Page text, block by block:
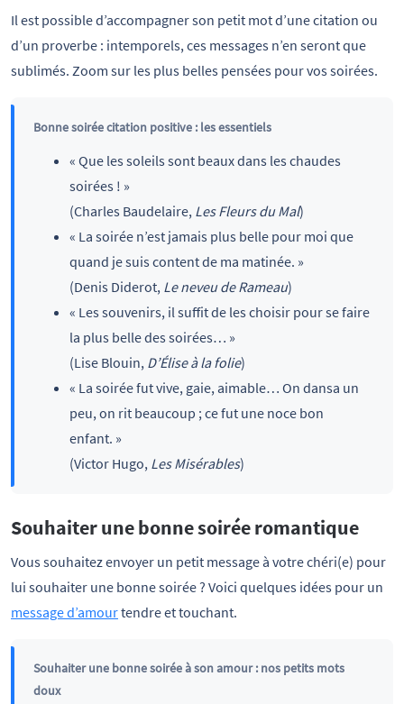
Il est possible d’accompagner son petit mot d’une citation ou
d’un proverbe : intemporels, ces messages n’en seront que
sublimés. Zoom sur les plus belles pensées pour vos soirées.
Bonne soirée citation positive : les essentiels
« Que les soleils sont beaux dans les chaudes
soirées ! »
(Charles Baudelaire, Les Fleurs du Mal)
« La soirée n’est jamais plus belle pour moi que
quand je suis content de ma matinée. »
(Denis Diderot, Le neveu de Rameau)
« Les souvenirs, il suffit de les choisir pour se faire
la plus belle des soirées… »
(Lise Blouin, D’Élise à la folie)
« La soirée fut vive, gaie, aimable… On dansa un
peu, on rit beaucoup ; ce fut une noce bon
enfant. »
(Victor Hugo, Les Misérables)
Souhaiter une bonne soirée romantique
Vous souhaitez envoyer un petit message à votre chéri(e) pour
lui souhaiter une bonne soirée ? Voici quelques idées pour un
message d’amourtendre et touchant.
Souhaiter une bonne soirée à son amour : nos petits mots
doux